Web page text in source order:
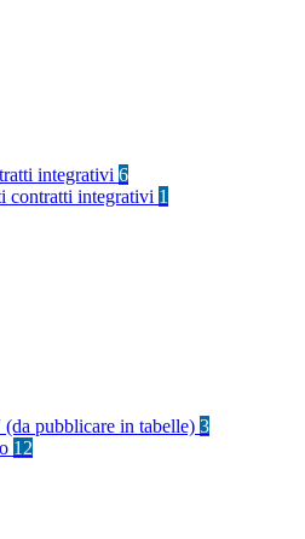
integrativi 6
contratti integrativi 1
pubblicare in tabelle) 3
12